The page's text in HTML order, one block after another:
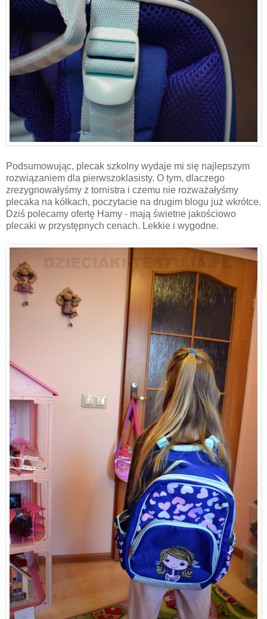
Podsumowując, plecak szkolny wydaje mi się najlepszym
rozwiązaniem dla pierwszoklasisty. O tym, dlaczego
zrezygnowałyśmy z tornistra i czemu nie rozważałyśmy
plecaka na kółkach, poczytacie na drugim blogu już wkrótce.
Dziś polecamy ofertę Hamy - mają świetne jakościowo
plecaki w przystępnych cenach. Lekkie i wygodne.